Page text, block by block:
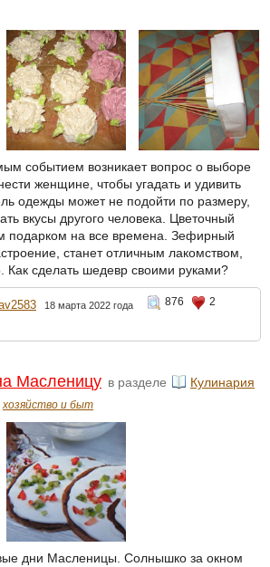
событием возникает вопрос о выборе
женщине, чтобы угадать и удивить
одежды может не подойти по размеру,
вкусы другого человека. Цветочный
подарком на все времена. Зефирный
станет отличным лакомством,
Как сделать шедевр своими руками?
18 марта 2022 года 876
2
Масленицу в разделе Кулинария
хозяйство и быт
дни Масленицы. Солнышко за окном